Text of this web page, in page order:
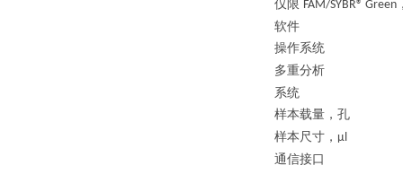
仅限 FAM/SYBR® Green
软件
操作系统
多重分析
系统
样本载量，孔
样本尺寸， µl
通信接口